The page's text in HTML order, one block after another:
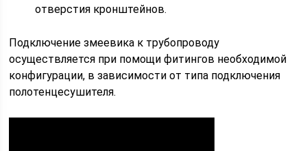
отверстия кронштейнов.
Подключение змеевика к трубопроводу
осуществляется при помощи фитингов необходимой
конфигурации, в зависимости от типа подключения
полотенцесушителя.